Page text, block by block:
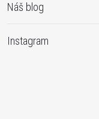
Náš blog
Instagram